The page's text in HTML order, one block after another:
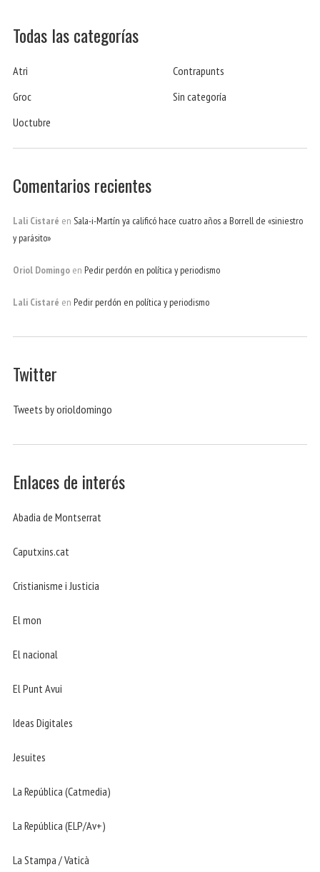
Todas las categorías
Atri
Contrapunts
Groc
Sin categoría
Uoctubre
Comentarios recientes
Lali Cistaré en Sala-i-Martín ya calificó hace cuatro años a Borrell de «siniestro
y parásito»
Oriol Domingo en Pedir perdón en política y periodismo
Lali Cistaré en Pedir perdón en política y periodismo
Twitter
Tweets by orioldomingo
Enlaces de interés
Abadia de Montserrat
Caputxins.cat
Cristianisme i Justicia
El mon
El nacional
El Punt Avui
Ideas Digitales
Jesuites
La República (Catmedia)
La República (ELP/Av+)
La Stampa / Vaticà